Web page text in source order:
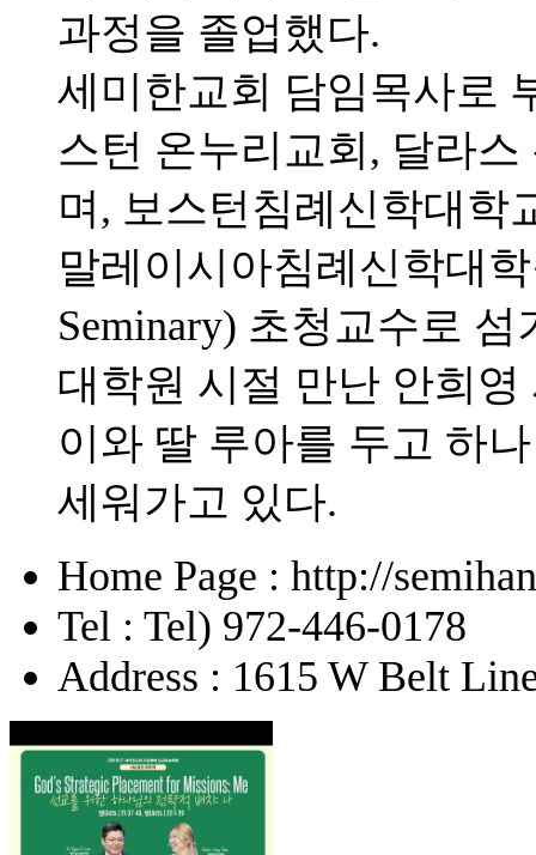
과정을 졸업했다.
세미한교회 담임목사로
스턴 온누리교회, 달라
며, 보스턴침례신학대학
말레이시아침례신학대학
Seminary) 초청교수로
대학원 시절 만난 안희
이와 딸 루아를 두고 하
세워가고 있다.
Home Page : http://
Tel : Tel) 972-446-0178
Address : 1615 W Belt